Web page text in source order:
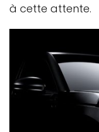
à cette attente.